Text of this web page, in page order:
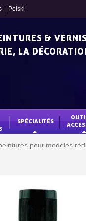
Polski
&
LA
SPÉCIALITÉS
pour modèles